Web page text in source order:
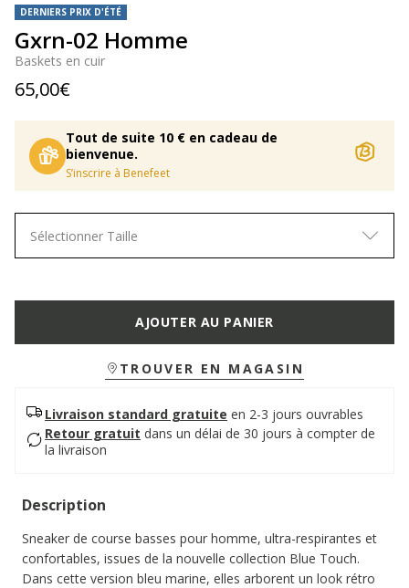
DERNIERS PRIX D'ÉTÉ
Gxrn-02 Homme
Baskets en cuir
65,00€
Tout de suite 10 € en cadeau de
bienvenue.
S’inscrire à Benefeet
Sélectionner Taille
AJOUTER AU PANIER
TROUVER EN MAGASIN
Livraison standard gratuite en 2-3 jours ouvrables
Retour gratuit dans un délai de 30 jours à compter de
la livraison
Description
Sneaker de course basses pour homme, ultra-respirantes et
confortables, issues de la nouvelle collection Blue Touch.
Dans cette version bleu marine, elles arborent un look rétro